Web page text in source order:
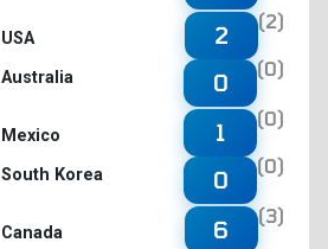
USA
Australia
2
(2)
0
(0)
Mexico
South Korea
1
(0)
0
(0)
Canada
6
(3)